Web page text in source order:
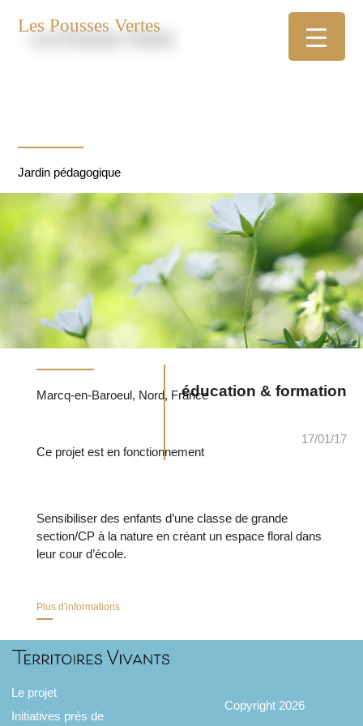
Les Pousses Vertes
Jardin pédagogique
17/01/17
éducation & formation
Marcq-en-Baroeul, Nord, France
Ce projet est en fonctionnement
Sensibiliser des enfants d’une classe de grande
section/CP à la nature en créant un espace floral dans
leur cour d’école.
Plus d'informations
Le projet
Initiatives près de
Copyright 2026